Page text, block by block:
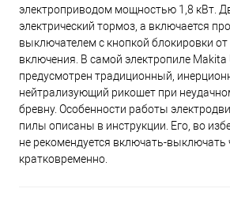
электроприводом мощностью 1,8 кВт.
электрический тормоз, а включается
выключателем с кнопкой блокировки от
включения. В самой электропиле Makita
предусмотрен традиционный,
нейтрализующий рикошет при
бревну. Особенности работы
пилы описаны в инструкции. Его, во
не рекомендуется включать-выключать
кратковременно.